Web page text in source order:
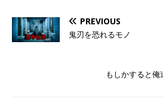
PREVIOUS
鬼刃を恐れるモノ
もしかすると俺